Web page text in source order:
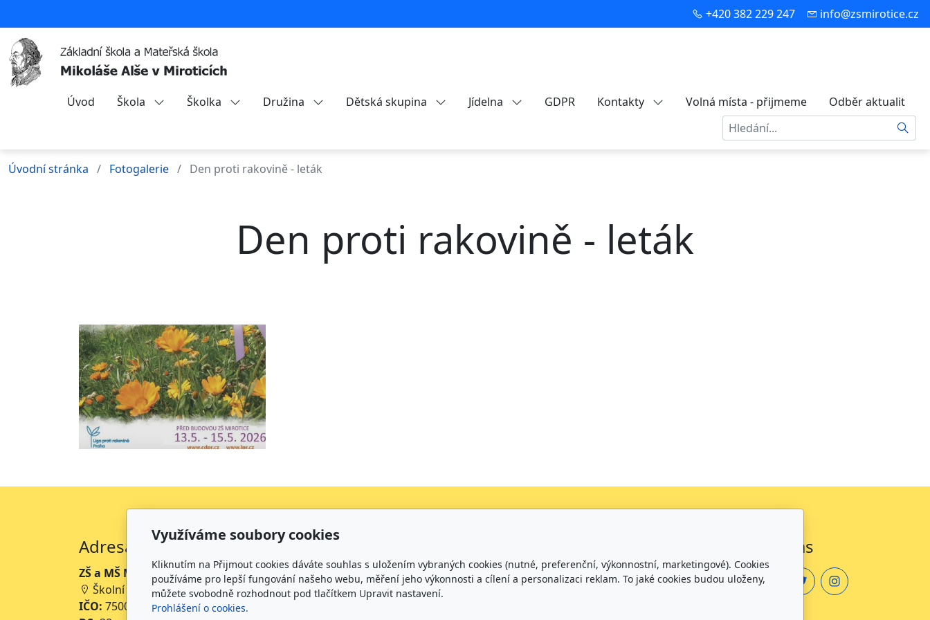
+420 382 229 247 info@zsmirotice.cz
Úvod Škola Školka Družina Dětská skupina Jídelna GDPR Kontakty Volná místa - přijmeme
Odběr aktualit
Hledat
Úvodní stránka Fotogalerie Den proti rakovině - leták
Den proti rakovině - leták
Adresa
ZŠ a MŠ Mikoláše Alše Mirotice
Školní 234, 398 01 Mirotice
IČO: 75001063
Kontakt
+420 734 316 620 - Ředitel školy
+420 733 539 322 - Zástupce ředitele pro předškolní vzdělávání
Sledujte nás
Využíváme soubory cookies
Kliknutím na Přijmout cookies dáváte souhlas s uložením vybraných cookies (nutné, preferenční, výkonnostní, marketingové). Cookies
používáme pro lepší fungování našeho webu, měření jeho výkonnosti a cílení a personalizaci reklam. To jaké cookies budou uloženy,
můžete svobodně rozhodnout pod tlačítkem Upravit nastavení.
Prohlášení o cookies.